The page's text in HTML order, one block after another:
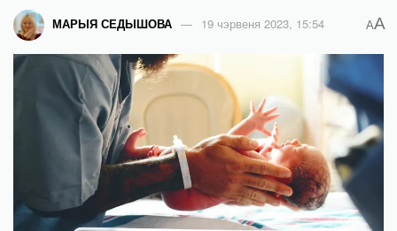
МАРЫЯ СЕДЫШОВА 19 чэрвеня 2023, 15:54 AA